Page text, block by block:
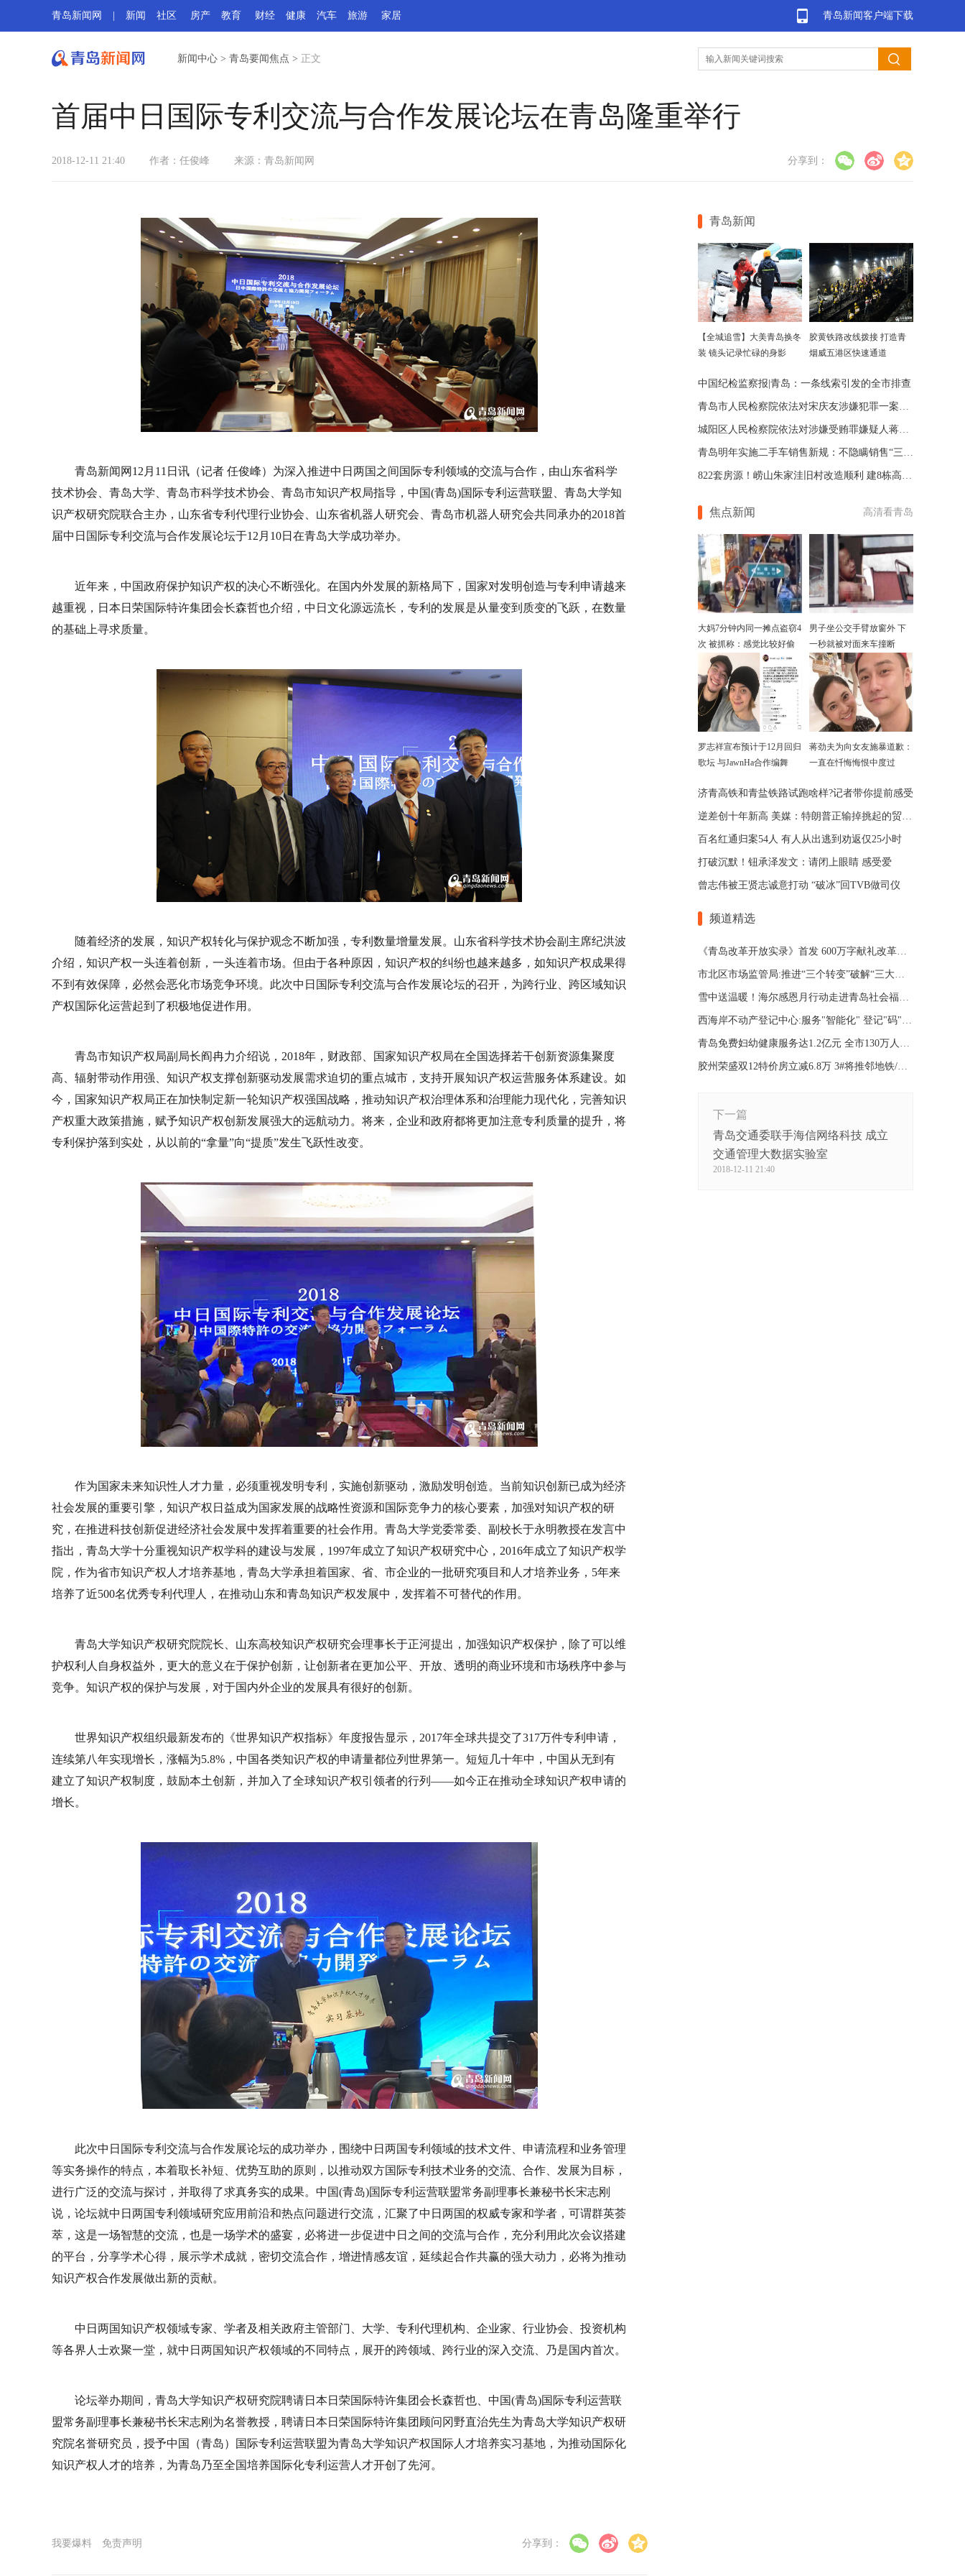
青岛新闻客户端下载
青岛新闻网 新闻 社区 房产 教育 财经 健康 汽车 旅游 家居
新闻中心 > 青岛要闻焦点 > 正文
首届中日国际专利交流与合作发展论坛在青岛隆重举行
2018-12-11 21:40 作者：任俊峰 来源：青岛新闻网 分享到：
青岛新闻网12月11日讯（记者 任俊峰）为深入推进中日两国之间国际专利领域的交流与合作，由山东省科学
技术协会、青岛大学、青岛市科学技术协会、青岛市知识产权局指导，中国(青岛)国际专利运营联盟、青岛大学知
识产权研究院联合主办，山东省专利代理行业协会、山东省机器人研究会、青岛市机器人研究会共同承办的2018首
届中日国际专利交流与合作发展论坛于12月10日在青岛大学成功举办。
近年来，中国政府保护知识产权的决心不断强化。在国内外发展的新格局下，国家对发明创造与专利申请越来
越重视，日本日荣国际特许集团会长森哲也介绍，中日文化源远流长，专利的发展是从量变到质变的飞跃，在数量
的基础上寻求质量。
随着经济的发展，知识产权转化与保护观念不断加强，专利数量增量发展。山东省科学技术协会副主席纪洪波
介绍，知识产权一头连着创新，一头连着市场。但由于各种原因，知识产权的纠纷也越来越多，如知识产权成果得
不到有效保障，必然会恶化市场竞争环境。此次中日国际专利交流与合作发展论坛的召开，为跨行业、跨区域知识
产权国际化运营起到了积极地促进作用。
青岛市知识产权局副局长阎冉力介绍说，2018年，财政部、国家知识产权局在全国选择若干创新资源集聚度
高、辐射带动作用强、知识产权支撑创新驱动发展需求迫切的重点城市，支持开展知识产权运营服务体系建设。如
今，国家知识产权局正在加快制定新一轮知识产权强国战略，推动知识产权治理体系和治理能力现代化，完善知识
产权重大政策措施，赋予知识产权创新发展强大的远航动力。将来，企业和政府都将更加注意专利质量的提升，将
专利保护落到实处，从以前的“拿量”向“提质”发生飞跃性改变。
作为国家未来知识性人才力量，必须重视发明专利，实施创新驱动，激励发明创造。当前知识创新已成为经济
社会发展的重要引擎，知识产权日益成为国家发展的战略性资源和国际竞争力的核心要素，加强对知识产权的研
究，在推进科技创新促进经济社会发展中发挥着重要的社会作用。青岛大学党委常委、副校长于永明教授在发言中
指出，青岛大学十分重视知识产权学科的建设与发展，1997年成立了知识产权研究中心，2016年成立了知识产权学
院，作为省市知识产权人才培养基地，青岛大学承担着国家、省、市企业的一批研究项目和人才培养业务，5年来
培养了近500名优秀专利代理人，在推动山东和青岛知识产权发展中，发挥着不可替代的作用。
青岛大学知识产权研究院院长、山东高校知识产权研究会理事长于正河提出，加强知识产权保护，除了可以维
护权利人自身权益外，更大的意义在于保护创新，让创新者在更加公平、开放、透明的商业环境和市场秩序中参与
竞争。知识产权的保护与发展，对于国内外企业的发展具有很好的创新。
世界知识产权组织最新发布的《世界知识产权指标》年度报告显示，2017年全球共提交了317万件专利申请，
连续第八年实现增长，涨幅为5.8%，中国各类知识产权的申请量都位列世界第一。短短几十年中，中国从无到有
建立了知识产权制度，鼓励本土创新，并加入了全球知识产权引领者的行列——如今正在推动全球知识产权申请的
增长。
此次中日国际专利交流与合作发展论坛的成功举办，围绕中日两国专利领域的技术文件、申请流程和业务管理
等实务操作的特点，本着取长补短、优势互助的原则，以推动双方国际专利技术业务的交流、合作、发展为目标，
进行广泛的交流与探讨，并取得了求真务实的成果。中国(青岛)国际专利运营联盟常务副理事长兼秘书长宋志刚
说，论坛就中日两国专利领域研究应用前沿和热点问题进行交流，汇聚了中日两国的权威专家和学者，可谓群英荟
萃，这是一场智慧的交流，也是一场学术的盛宴，必将进一步促进中日之间的交流与合作，充分利用此次会议搭建
的平台，分享学术心得，展示学术成就，密切交流合作，增进情感友谊，延续起合作共赢的强大动力，必将为推动
知识产权合作发展做出新的贡献。
中日两国知识产权领域专家、学者及相关政府主管部门、大学、专利代理机构、企业家、行业协会、投资机构
等各界人士欢聚一堂，就中日两国知识产权领域的不同特点，展开的跨领域、跨行业的深入交流、乃是国内首次。
论坛举办期间，青岛大学知识产权研究院聘请日本日荣国际特许集团会长森哲也、中国(青岛)国际专利运营联
盟常务副理事长兼秘书长宋志刚为名誉教授，聘请日本日荣国际特许集团顾问冈野直治先生为青岛大学知识产权研
究院名誉研究员，授予中国（青岛）国际专利运营联盟为青岛大学知识产权国际人才培养实习基地，为推动国际化
知识产权人才的培养，为青岛乃至全国培养国际化专利运营人才开创了先河。
我要爆料 免责声明 分享到：
青岛新闻
【全城追雪】大美青岛换冬
装 镜头记录忙碌的身影
胶黄铁路改线拨接 打造青
烟威五港区快速通道
中国纪检监察报|青岛：一条线索引发的全市排查
青岛市人民检察院依法对宋庆友涉嫌犯罪一案提起公诉
城阳区人民检察院依法对涉嫌受贿罪嫌疑人蒋涛决定逮捕
青岛明年实施二手车销售新规：不隐瞒销售“三类车”
822套房源！崂山朱家洼旧村改造顺利 建8栋高层住宅
焦点新闻 高清看青岛
大妈7分钟内同一摊点盗窃4
次 被抓称：感觉比较好偷
男子坐公交手臂放窗外 下
一秒就被对面来车撞断
罗志祥宣布预计于12月回归
歌坛 与JawnHa合作编舞
蒋劲夫为向女友施暴道歉：
一直在忏悔悔恨中度过
济青高铁和青盐铁路试跑啥样?记者带你提前感受
逆差创十年新高 美媒：特朗普正输掉挑起的贸易战
百名红通归案54人 有人从出逃到劝返仅25小时
打破沉默！钮承泽发文：请闭上眼睛 感受爱
曾志伟被王贤志诚意打动 “破冰”回TVB做司仪
频道精选
《青岛改革开放实录》首发 600万字献礼改革开放40周年
市北区市场监管局:推进“三个转变”破解“三大难题”
雪中送温暖！海尔感恩月行动走进青岛社会福利院
西海岸不动产登记中心:服务"智能化" 登记"码"上办
青岛免费妇幼健康服务达1.2亿元 全市130万人获益
胶州荣盛双12特价房立减6.8万 3#将推邻地铁/青大
下一篇
青岛交通委联手海信网络科技 成立
交通管理大数据实验室
2018-12-11 21:40